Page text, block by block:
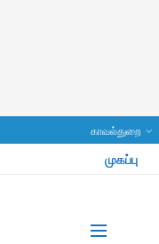
காவல்துறை
முகப்பு